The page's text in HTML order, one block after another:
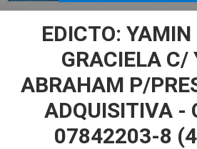
EDICTO:
GRACIELA C/
ABRAHAM P/
ADQUISITIVA -
07842203-8